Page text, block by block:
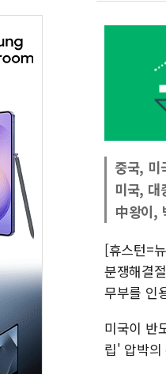
중국, 미
미국, 대
中왕이,
[휴스턴=
분쟁해결
무부를 인
미국이 반
립' 압박의